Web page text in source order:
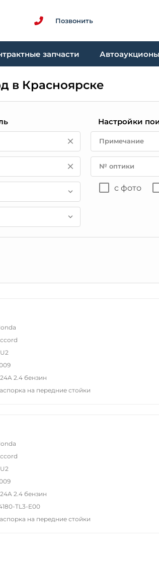
Позвонить
запчасти Автоаукционы
в Красноярске
Настройки
Примечание
№ оптики
с фото
2.4 бензин
на передние стойки
2.4 бензин
TL3-E00
на передние стойки